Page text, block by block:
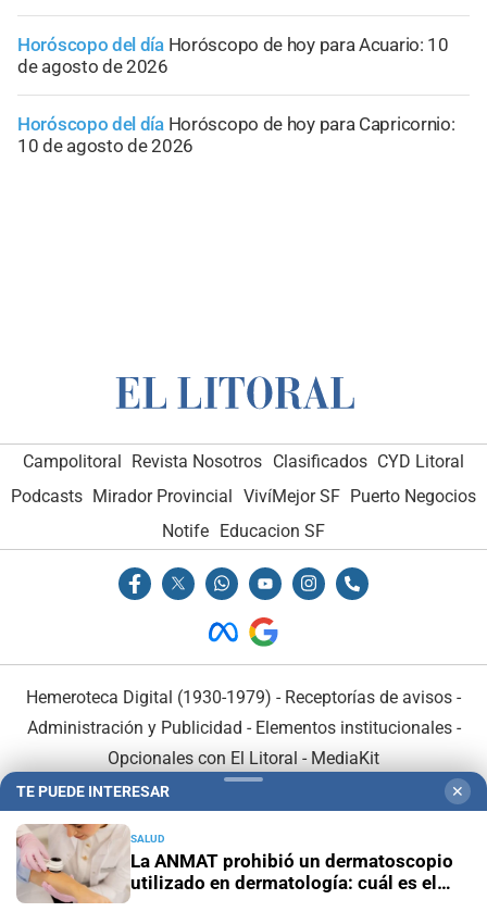
Horóscopo del día Horóscopo de hoy para Acuario: 10
de agosto de 2026
Horóscopo del día Horóscopo de hoy para Capricornio:
10 de agosto de 2026
Campolitoral Revista Nosotros Clasificados CYD Litoral
Podcasts Mirador Provincial VivíMejor SF Puerto Negocios
Notife Educacion SF
Hemeroteca Digital (1930-1979) - Receptorías de avisos -
Administración y Publicidad - Elementos institucionales-
Opcionales con El Litoral - MediaKit
TE PUEDE INTERESAR ✕
SALUD
La ANMAT prohibió un dermatoscopio
utilizado en dermatología: cuál es el